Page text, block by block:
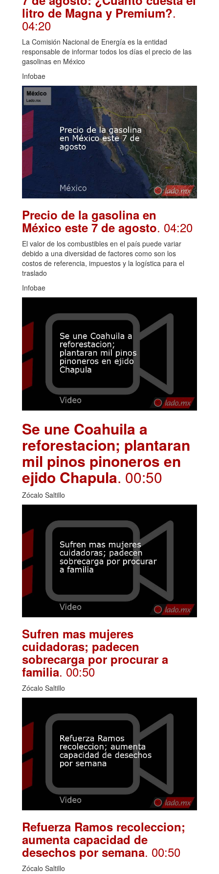
litro de Magna y Premium?.
04:20
La Comisión Nacional de Energía es la entidad
responsable de informar todos los días el precio de las
gasolinas en México
Infobae
Precio de la gasolina en
México este 7 de agosto. 04:20
El valor de los combustibles en el país puede variar
debido a una diversidad de factores como son los
costos de referencia, impuestos y la logística para el
traslado
Infobae
Se une Coahuila a
reforestacion; plantaran
mil pinos pinoneros en
ejido Chapula. 00:50
Zócalo Saltillo
Sufren mas mujeres
cuidadoras; padecen
sobrecarga por procurar a
familia. 00:50
Zócalo Saltillo
Refuerza Ramos recoleccion;
aumenta capacidad de
desechos por semana. 00:50
Zócalo Saltillo